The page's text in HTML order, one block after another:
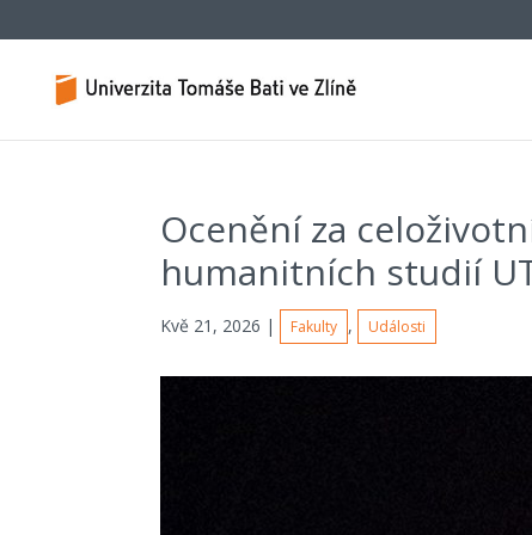
Ocenění za
humanitních studií
Kvě 21, 2026 | Fakulty , Události